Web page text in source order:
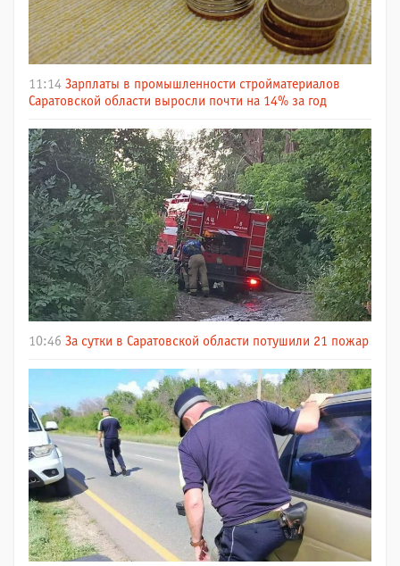
11:14 Зарплаты в промышленности стройматериалов
Саратовской области выросли почти на 14% за год
10:46 За сутки в Саратовской области потушили 21 пожар